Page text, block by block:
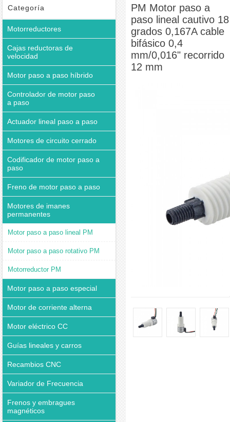
grados 0,167A cable bifásico 0,4 mm/0,016" recorrido 12 mm
Categoría
Motorreductores
Cajas reductoras de
velocidad
Motor paso a paso híbrido
Controlador de motor paso
a paso
Actuador lineal paso a paso
Motores de circuito cerrado
Codificador de motor paso a
paso
Freno de motor paso a paso
Motores de imanes
permanentes
Motor paso a paso lineal PM
Motor paso a paso rotativo PM
Motorreductor PM
Motor paso a paso especial
Motor de corriente alterna
Motor eléctrico CC
Guías lineales y carros
Recambios CNC
Variador de Frecuencia
Frenos y embragues
magnéticos
PM Motor paso a
paso lineal cautivo 18
grados 0,167A cable
bifásico 0,4
mm/0,016" recorrido
12 mm